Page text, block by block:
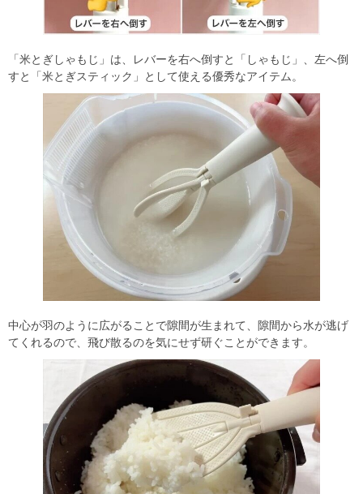
「米とぎしゃもじ」は、レバーを右へ倒すと「しゃもじ」、左へ倒
すと「米とぎスティック」として使える優秀なアイテム。
中心が羽のように広がることで隙間が生まれて、隙間から水が逃げ
てくれるので、飛び散るのを気にせず研ぐことができます。